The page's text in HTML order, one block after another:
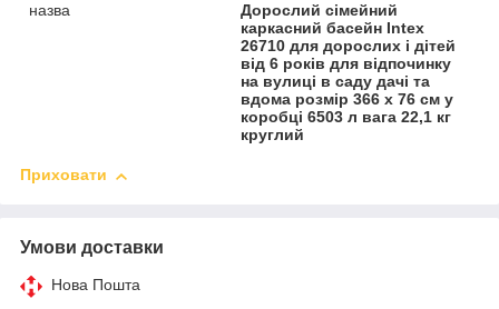
назва
Дорослий сімейний
каркасний басейн Intex
26710 для дорослих і дітей
від 6 років для відпочинку
на вулиці в саду дачі та
вдома розмір 366 х 76 см у
коробці 6503 л вага 22,1 кг
круглий
Приховати
Умови доставки
Нова Пошта